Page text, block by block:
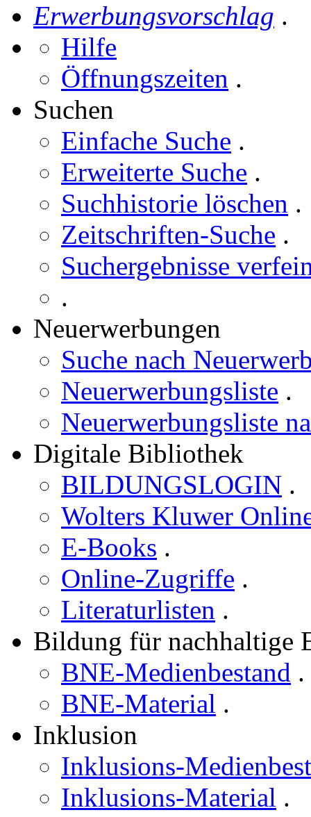
Erwerbungsvorschlag .
Hilfe
Öffnungszeiten .
Suchen
Einfache Suche .
Erweiterte Suche .
Suchhistorie löschen .
Zeitschriften-Suche .
Suchergebnisse
.
Neuerwerbungen
Suche nach
Neuerwerbungsliste .
Neuerwerbungsliste
Digitale Bibliothek
BILDUNGSLOGIN .
Wolters Kluwer
E-Books .
Online-Zugriffe .
Literaturlisten .
Bildung für nachhaltige
BNE-Medienbestand .
BNE-Material .
Inklusion
Inklusions-
Inklusions-Material .